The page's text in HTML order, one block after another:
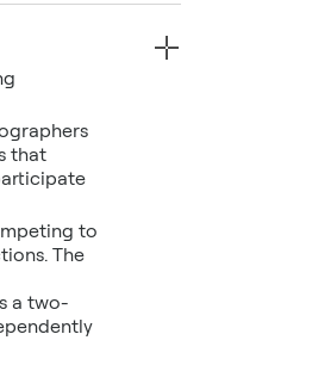
that
to
The
a two-